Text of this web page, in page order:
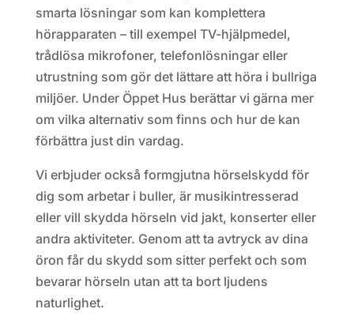
smarta lösningar som kan komplettera
hörapparaten – till exempel TV-hjälpmedel,
trådlösa mikrofoner, telefonlösningar eller
utrustning som gör det lättare att höra i bullriga
miljöer. Under Öppet Hus berättar vi gärna mer
om vilka alternativ som finns och hur de kan
förbättra just din vardag.
Vi erbjuder också formgjutna hörselskydd för
dig som arbetar i buller, är musikintresserad
eller vill skydda hörseln vid jakt, konserter eller
andra aktiviteter. Genom att ta avtryck av dina
öron får du skydd som sitter perfekt och som
bevarar hörseln utan att ta bort ljudens
naturlighet.